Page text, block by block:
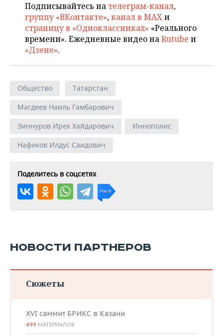
Подписывайтесь на телеграм-канал,
группу «ВКонтакте»,канал в MAXи
страницу в «Одноклассниках» «Реального
времени». Ежедневные видео наRutube и
«Дзене».
Общество
Татарстан
Магдеев Наиль Гамбарович
Зиннуров Ирек Хайдарович
Иннополис
Нафиков Илдус Саидович
Поделитесь в соцсетях
НОВОСТИ ПАРТНЕРОВ
Сюжеты
XVI саммит БРИКС в Казани
499 МАТЕРИАЛОВ